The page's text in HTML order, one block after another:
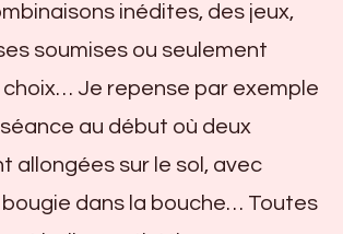
inédites, des jeux,
soumises ou seulement
choix… Je repense par exemple
au début où deux
allongées sur le sol, avec
dans la bouche… Toutes